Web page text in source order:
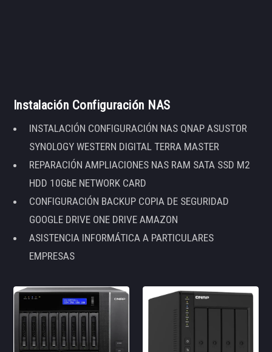
Instalación Configuración NAS
INSTALACIÓN CONFIGURACIÓN NAS QNAP ASUSTOR
SYNOLOGY WESTERN DIGITAL TERRA MASTER
REPARACIÓN AMPLIACIONES NAS RAM SATA SSD M2
HDD 10GbE NETWORK CARD
CONFIGURACIÓN BACKUP COPIA DE SEGURIDAD
GOOGLE DRIVE ONE DRIVE AMAZON
ASISTENCIA INFORMÁTICA A PARTICULARES
EMPRESAS